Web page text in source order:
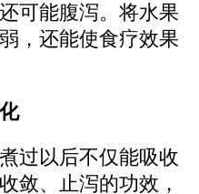
可能腹泻。将水果
，还能使食疗效果
过以后不仅能吸收
敛、止泻的功效，